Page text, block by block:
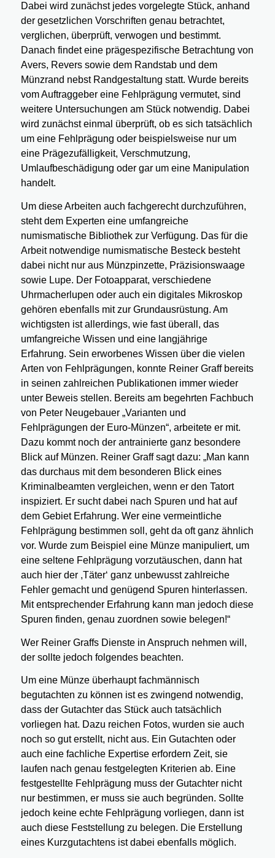
Dabei wird zunächst jedes vorgelegte Stück, anhand
der gesetzlichen Vorschriften genau betrachtet,
verglichen, überprüft, verwogen und bestimmt.
Danach findet eine prägespezifische Betrachtung von
Avers, Revers sowie dem Randstab und dem
Münzrand nebst Randgestaltung statt. Wurde bereits
vom Auftraggeber eine Fehlprägung vermutet, sind
weitere Untersuchungen am Stück notwendig. Dabei
wird zunächst einmal überprüft, ob es sich tatsächlich
um eine Fehlprägung oder beispielsweise nur um
eine Prägezufälligkeit, Verschmutzung,
Umlaufbeschädigung oder gar um eine Manipulation
handelt.
Um diese Arbeiten auch fachgerecht durchzuführen,
steht dem Experten eine umfangreiche
numismatische Bibliothek zur Verfügung. Das für die
Arbeit notwendige numismatische Besteck besteht
dabei nicht nur aus Münzpinzette, Präzisionswaage
sowie Lupe. Der Fotoapparat, verschiedene
Uhrmacherlupen oder auch ein digitales Mikroskop
gehören ebenfalls mit zur Grundausrüstung. Am
wichtigsten ist allerdings, wie fast überall, das
umfangreiche Wissen und eine langjährige
Erfahrung. Sein erworbenes Wissen über die vielen
Arten von Fehlprägungen, konnte Reiner Graff bereits
in seinen zahlreichen Publikationen immer wieder
unter Beweis stellen. Bereits am begehrten Fachbuch
von Peter Neugebauer „Varianten und
Fehlprägungen der Euro-Münzen“, arbeitete er mit.
Dazu kommt noch der antrainierte ganz besondere
Blick auf Münzen. Reiner Graff sagt dazu: „Man kann
das durchaus mit dem besonderen Blick eines
Kriminalbeamten vergleichen, wenn er den Tatort
inspiziert. Er sucht dabei nach Spuren und hat auf
dem Gebiet Erfahrung. Wer eine vermeintliche
Fehlprägung bestimmen soll, geht da oft ganz ähnlich
vor. Wurde zum Beispiel eine Münze manipuliert, um
eine seltene Fehlprägung vorzutäuschen, dann hat
auch hier der ,Täter‘ ganz unbewusst zahlreiche
Fehler gemacht und genügend Spuren hinterlassen.
Mit entsprechender Erfahrung kann man jedoch diese
Spuren finden, genau zuordnen sowie belegen!“
Wer Reiner Graffs Dienste in Anspruch nehmen will,
der sollte jedoch folgendes beachten.
Um eine Münze überhaupt fachmännisch
begutachten zu können ist es zwingend notwendig,
dass der Gutachter das Stück auch tatsächlich
vorliegen hat. Dazu reichen Fotos, wurden sie auch
noch so gut erstellt, nicht aus. Ein Gutachten oder
auch eine fachliche Expertise erfordern Zeit, sie
laufen nach genau festgelegten Kriterien ab. Eine
festgestellte Fehlprägung muss der Gutachter nicht
nur bestimmen, er muss sie auch begründen. Sollte
jedoch keine echte Fehlprägung vorliegen, dann ist
auch diese Feststellung zu belegen. Die Erstellung
eines Kurzgutachtens ist dabei ebenfalls möglich.